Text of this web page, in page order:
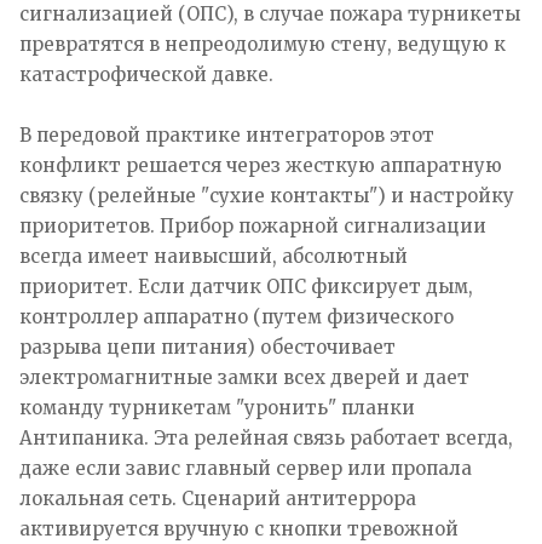
сигнализацией (ОПС), в случае пожара турникеты
превратятся в непреодолимую стену, ведущую к
катастрофической давке.
В передовой практике интеграторов этот
конфликт решается через жесткую аппаратную
связку (релейные "сухие контакты") и настройку
приоритетов. Прибор пожарной сигнализации
всегда имеет наивысший, абсолютный
приоритет. Если датчик ОПС фиксирует дым,
контроллер аппаратно (путем физического
разрыва цепи питания) обесточивает
электромагнитные замки всех дверей и дает
команду турникетам "уронить" планки
Антипаника. Эта релейная связь работает всегда,
даже если завис главный сервер или пропала
локальная сеть. Сценарий антитеррора
активируется вручную с кнопки тревожной